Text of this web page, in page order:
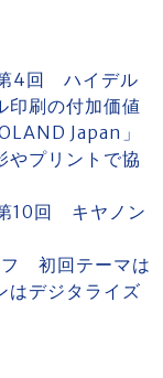
4回 ハイデル
刷の付加価値
Japan」
プリントで協
10回 キヤノン
初回テーマは
はデジタライズ